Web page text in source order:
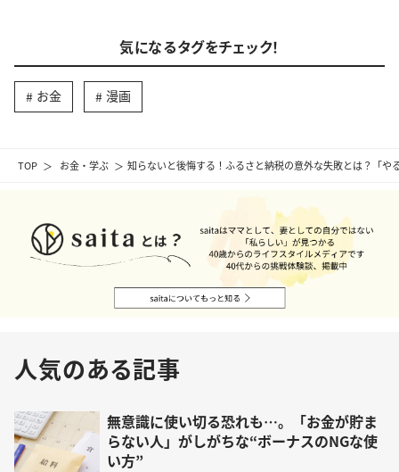
TOP お金・学ぶ 知らないと後悔する！ふるさと納税の意外な失敗とは？「
気になるタグをチェック！
お金 漫画
人気のある記事
無意識に使い切る恐れも…。「お金が貯ま
らない人」がしがちな“ボーナスのNGな使
い方”